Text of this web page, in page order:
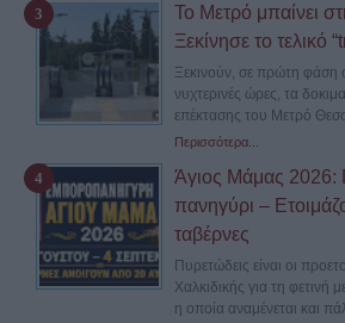
Το Μετρό μπαίνει
Ξεκίνησε το τελικό
Ξεκινούν, σε πρώτη φάση
νυχτερινές ώρες, τα
επέκτασης του Μετρό
Περισσότερα...
Άγιος Μάμας 2026:
πανηγύρι –
ταβέρνες
Πυρετώδεις είναι οι
Χαλκιδικής για τη
η οποία αναμένεται και